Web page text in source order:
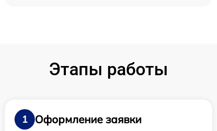
Этапы работы
1
Оформление заявки